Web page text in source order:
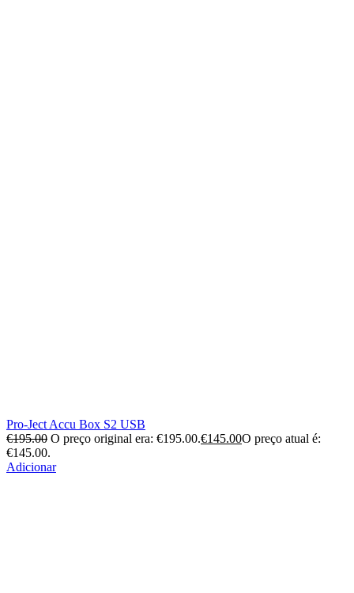
Pro-Ject Accu Box S2 USB
€195.00 O preço original era: €195.00.€145.00O preço atual é:
€145.00.
Adicionar